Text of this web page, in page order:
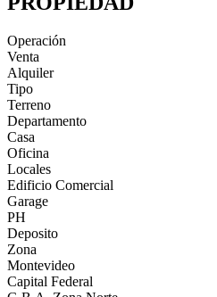
Operación
Venta
Alquiler
Tipo
Terreno
Departamento
Casa
Oficina
Locales
Edificio Comercial
Garage
PH
Deposito
Zona
Montevideo
Capital Federal